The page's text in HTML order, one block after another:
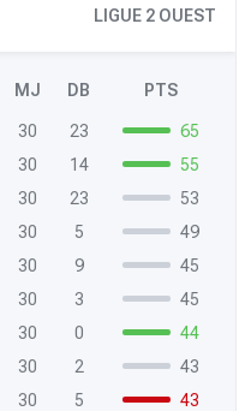
LIGUE 2 OUEST
MJ DB PTS
30 23
65
30 14
55
30 23
53
30 5
49
30 9
45
30 3
45
30 0
44
30 2
43
30 5
43